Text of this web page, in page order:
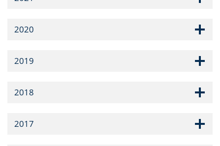
2020
2019
2018
2017